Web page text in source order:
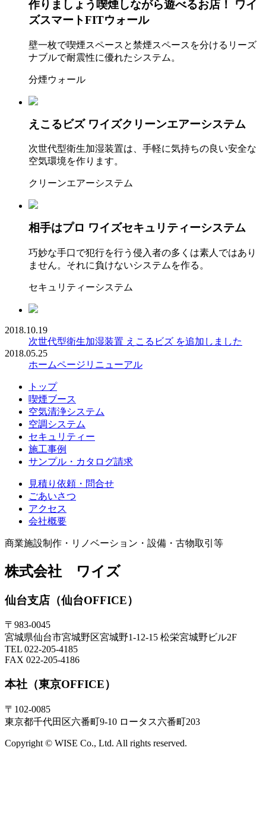
作りましょう喫煙しながら遊べるお店！ ワイ
ズスマートFITウォール
壁一枚で喫煙スペースと禁煙スペースを分けるリーズ
ナブルで耐震性に優れたシステム。
分煙ウォール
えこるビズ ワイズクリーンエアーシステム
次世代型衛生加湿装置は、手軽に気持ちの良い安全な
空気環境を作ります。
クリーンエアーシステム
相手はプロ ワイズセキュリティーシステム
巧妙な手口で犯行を行う侵入者の多くは素人ではあり
ません。それに負けないシステムを作る。
セキュリティーシステム
2018.10.19
次世代型衛生加湿装置 えこるビズ を追加しました
2018.05.25
ホームページリニューアル
トップ
喫煙ブース
空気清浄システム
空調システム
セキュリティー
施工事例
サンプル・カタログ請求
見積り依頼・問合せ
ごあいさつ
アクセス
会社概要
商業施設制作・リノベーション・設備・古物取引等
株式会社 ワイズ
仙台支店（仙台OFFICE）
〒983-0045
宮城県仙台市宮城野区宮城野1-12-15 松栄宮城野ビル2F
TEL 022-205-4185
FAX 022-205-4186
本社（東京OFFICE）
〒102-0085
東京都千代田区六番町9-10 ロータス六番町203
Copyright © WISE Co., Ltd. All rights reserved.